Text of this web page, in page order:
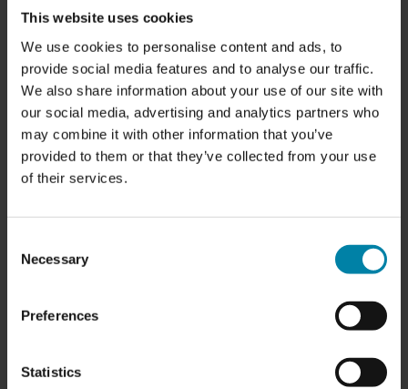
This website uses cookies
We use cookies to personalise content and ads, to
provide social media features and to analyse our traffic.
We also share information about your use of our site with
our social media, advertising and analytics partners who
may combine it with other information that you’ve
provided to them or that they’ve collected from your use
of their services.
Selection
Necessary
Preferences
Statistics
مزاياك
بصفتك مالكاً للسيارة، يمكنك الاستمتاع بمجموعة كبيرة من
أسعار ثابتة وبأسعار معقولة
جميع الأسعار
ضمان لمدة سنتين كحد أدنى